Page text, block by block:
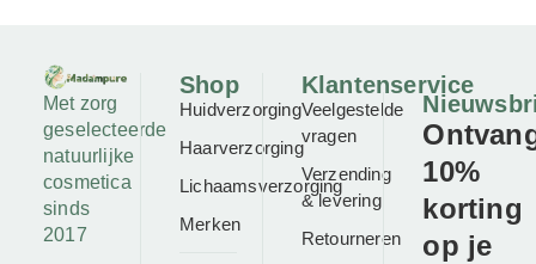
Met zorg
geselecteerde
natuurlijke
cosmetica
sinds
2017
Shop
Huidverzorging
Haarverzorging
Lichaamsverzorging
Merken
Klantenservice
Veelgestelde
vragen
Verzending
& levering
Retourneren
10%
korting
op je